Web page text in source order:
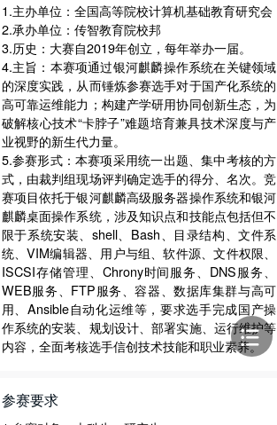
1.主办单位：全国高等院校计算机基础教育研究会
2.承办单位：传智教育院校邦
3.历史：大赛自2019年创立，每年举办一届。
4.主旨：本赛项通过银河麒麟操作系统在关键领域
的深度实践，从而锤炼参赛选手对于国产化系统的
高可靠运维能力；构建产学研用协同创新生态，为
破解核心技术“卡脖子”难题培育兼具技术深度与产
业视野的新生代力量。
5.参赛形式：本赛项采用统一出题、集中考核的方
式，由裁判组现场评判确定选手的得分、名次。竞
赛项目依托于银河麒麟高级服务器操作系统和银河
麒麟桌面操作系统，涉及知识点和技能点包括但不
限于系统安装、shell、Bash、目录结构、文件系
统、VIM编辑器、用户与组、软件源、文件权限、
ISCSI存储管理、Chrony时间服务、DNS服务、
WEB服务、FTP服务、容器、数据库集群与高可
用、Ansible自动化运维等，要求选手完成国产操
作系统的安装、规划设计、部署实施、运行维护等
内容，全面考核选手信创技术技能和职业素养。
参赛要求